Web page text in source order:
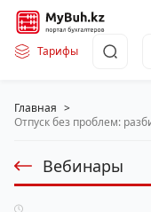
Тарифы
Главная >
Отпуск без проблем:
Вебинары